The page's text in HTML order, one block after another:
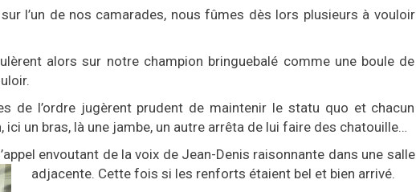
l’un de nos camarades, nous fûmes dès lors plusieurs à vouloir
alors sur notre champion bringuebalé comme une boule de
de l’ordre jugèrent prudent de maintenir le statu quo et chacun
ici un bras, là une jambe, un autre arrêta de lui faire des chatouille…
envoutant de la voix de Jean-Denis raisonnante dans une salle
adjacente. Cette fois si les renforts étaient bel et bien arrivé.